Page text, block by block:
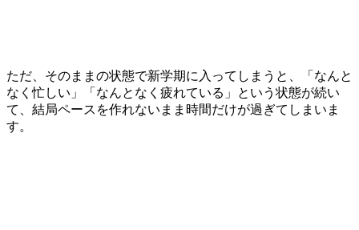
ただ、そのままの状態で新学期に入ってしまうと、「なんと
なく忙しい」「なんとなく疲れている」という状態が続い
て、結局ペースを作れないまま時間だけが過ぎてしまいま
す。